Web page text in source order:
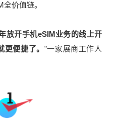
价值链。
放开手机eSIM业务的线上开
便捷了。 ”一家展商工作人